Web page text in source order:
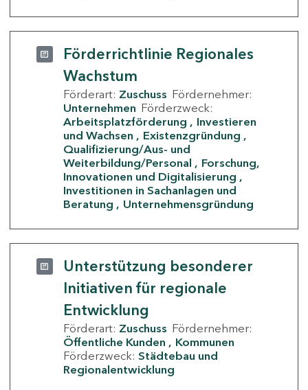
Förderrichtlinie Regionales
Wachstum
Förderart: Zuschuss Fördernehmer:
Unternehmen Förderzweck:
Arbeitsplatzförderung
Investieren
und Wachsen
Existenzgründung
Qualifizierung/Aus- und
Weiterbildung/Personal
Forschung,
Innovationen und Digitalisierung
Investitionen in Sachanlagen und
Beratung
Unternehmensgründung
Unterstützung besonderer
Initiativen für regionale
Entwicklung
Förderart: Zuschuss Fördernehmer:
Öffentliche Kunden
Kommunen
Förderzweck: Städtebau und
Regionalentwicklung